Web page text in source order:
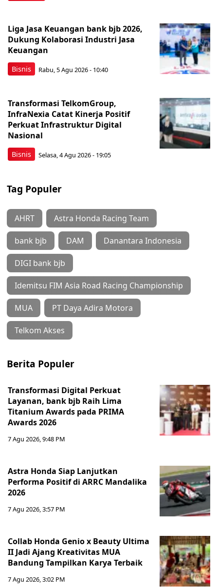
Bisnis
Liga Jasa Keuangan bank bjb 2026,
Dukung Kolaborasi Industri Jasa
Keuangan
Rabu, 5 Agu 2026 - 10:40
Bisnis
Transformasi TelkomGroup,
InfraNexia Catat Kinerja Positif
Perkuat Infrastruktur Digital
Nasional
Selasa, 4 Agu 2026 - 19:05
Tag Populer
AHRT Astra Honda Racing Team
bank bjb DAM Danantara Indonesia
DIGI bank bjb
Idemitsu FIM Asia Road Racing Championship
MUA PT Daya Adira Motora
Telkom Akses
Berita Populer
Transformasi Digital Perkuat
Layanan, bank bjb Raih Lima
Titanium Awards pada PRIMA
Awards 2026
7 Agu 2026, 9:48 PM
Astra Honda Siap Lanjutkan
Performa Positif di ARRC Mandalika
2026
7 Agu 2026, 3:57 PM
Collab Honda Genio x Beauty Ultima
II Jadi Ajang Kreativitas MUA
Bandung Tampilkan Karya Terbaik
7 Agu 2026, 3:02 PM